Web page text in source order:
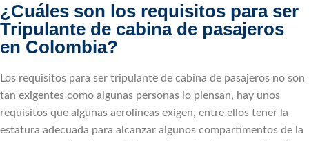
¿Cuáles son los requisitos para ser
Tripulante de cabina de pasajeros
en Colombia?
Los requisitos para ser tripulante de cabina de pasajeros no son
tan exigentes como algunas personas lo piensan, hay unos
requisitos que algunas aerolíneas exigen, entre ellos tener la
estatura adecuada para alcanzar algunos compartimentos de la